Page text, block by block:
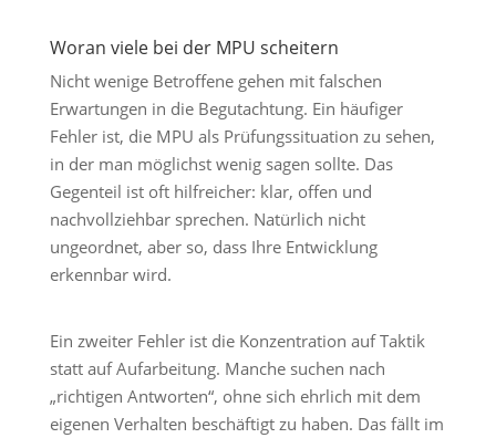
Woran viele bei der MPU scheitern
Nicht wenige Betroffene gehen mit falschen
Erwartungen in die Begutachtung. Ein häufiger
Fehler ist, die MPU als Prüfungssituation zu sehen,
in der man möglichst wenig sagen sollte. Das
Gegenteil ist oft hilfreicher: klar, offen und
nachvollziehbar sprechen. Natürlich nicht
ungeordnet, aber so, dass Ihre Entwicklung
erkennbar wird.
Ein zweiter Fehler ist die Konzentration auf Taktik
statt auf Aufarbeitung. Manche suchen nach
„richtigen Antworten“, ohne sich ehrlich mit dem
eigenen Verhalten beschäftigt zu haben. Das fällt im